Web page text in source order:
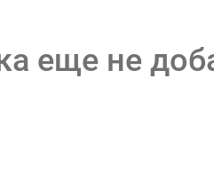
еще не